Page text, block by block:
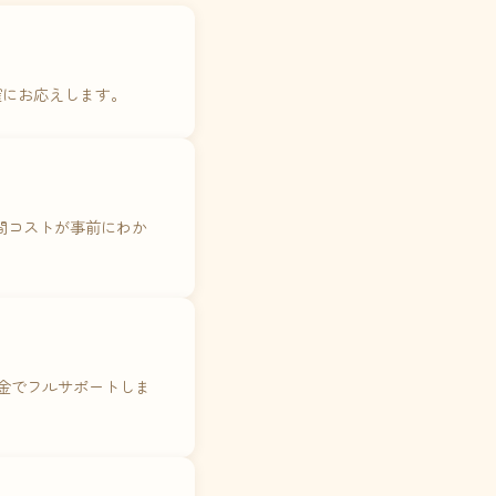
お応えします。
コストが事前にわか
でフルサポートしま